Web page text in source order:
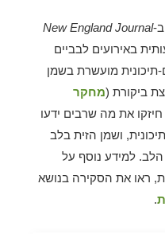
New England Journal
באירועים לבביים
מועשרת בשמן
ביקורת (מחקר
את מה שרבים ידעו
ושמן הזית בלב
למידע נוסף על
ראו את הסקירה בנושא
.